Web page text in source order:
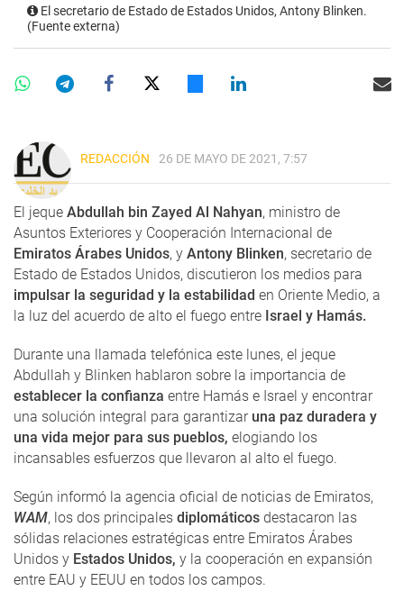
El secretario de Estado de Estados Unidos, Antony Blinken.
(Fuente externa)
REDACCIÓN 26 DE MAYO DE 2021, 7:57
El jeque Abdullah bin Zayed Al Nahyan, ministro de
Asuntos Exteriores y Cooperación Internacional de
Emiratos Árabes Unidos, y Antony Blinken, secretario de
Estado de Estados Unidos, discutieron los medios para
impulsar la seguridad y la estabilidad en Oriente Medio, a
la luz del acuerdo de alto el fuego entre Israel y Hamás.
Durante una llamada telefónica este lunes, el jeque
Abdullah y Blinken hablaron sobre la importancia de
establecer la confianza entre Hamás e Israel y encontrar
una solución integral para garantizar una paz duradera y
una vida mejor para sus pueblos, elogiando los
incansables esfuerzos que llevaron al alto el fuego.
Según informó la agencia oficial de noticias de Emiratos,
WAM, los dos principales diplomáticos destacaron las
sólidas relaciones estratégicas entre Emiratos Árabes
Unidos y Estados Unidos, y la cooperación en expansión
entre EAU y EEUU en todos los campos.